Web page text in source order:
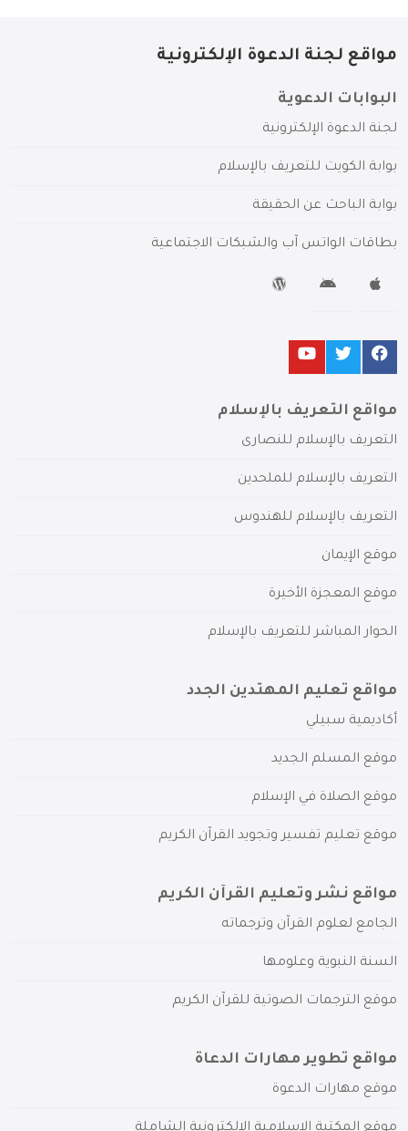
مواقع لجنة الدعوة الإلكترونية
البوابات الدعوية
لجنة الدعوة الإلكترونية
بوابة الكويت للتعريف بالإسلام
بوابة الباحث عن الحقيقة
بطاقات الواتس آب والشبكات الاجتماعية
مواقع التعريف بالإسلام
التعريف بالإسلام للنصارى
التعريف بالإسلام للملحدين
التعريف بالإسلام للهندوس
موقع الإيمان
موقع المعجزة الأخيرة
الحوار المباشر للتعريف بالإسلام
مواقع تعليم المهتدين الجدد
أكاديمية سبيلي
موقع المسلم الجديد
موقع الصلاة في الإسلام
موقع تعليم تفسير وتجويد القرآن الكريم
مواقع نشر وتعليم القرآن الكريم
الجامع لعلوم القرآن وترجماته
السنة النبوية وعلومها
موقع الترجمات الصوتية للقرآن الكريم
مواقع تطوير مهارات الدعاة
موقع مهارات الدعوة
موقع المكتبة الإسلامية الإلكترونية الشاملة